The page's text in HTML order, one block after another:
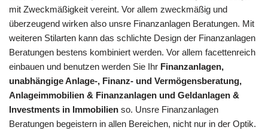
mit Zweckmäßigkeit vereint. Vor allem zweckmäßig und
überzeugend wirken also unsre Finanzanlagen Beratungen. Mit
weiteren Stilarten kann das schlichte Design der Finanzanlagen
Beratungen bestens kombiniert werden. Vor allem facettenreich
einbauen und benutzen werden Sie Ihr Finanzanlagen,
unabhängige Anlage-, Finanz- und Vermögensberatung,
Anlageimmobilien & Finanzanlagen und Geldanlagen &
Investments in Immobilien so. Unsre Finanzanlagen
Beratungen begeistern in allen Bereichen, nicht nur in der Optik.